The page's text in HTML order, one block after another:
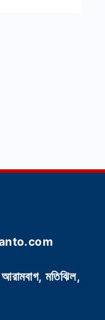
আরামবাগ, মতিঝিল,